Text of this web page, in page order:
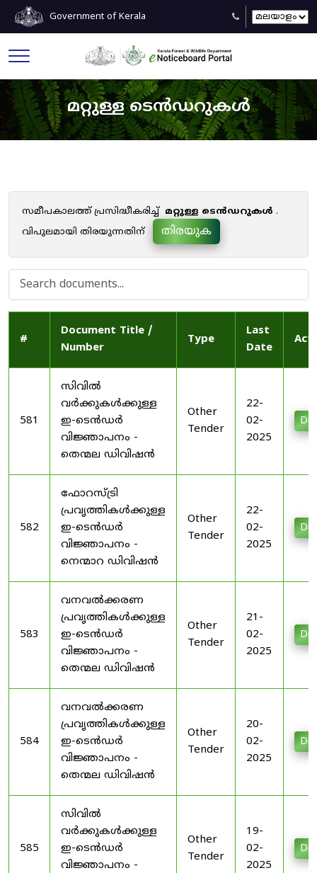
Government of Kerala
മറ്റുള്ള ടെൻഡറുകൾ
സമീപകാലത്ത് പ്രസിദ്ധീകരിച്ച് മറ്റുള്ള ടെൻഡറുകൾ .
വിപുലമായി തിരയുന്നതിന്
തിരയുക
#
Document Title /
Number
Type
Last
Date
581
സിവിൽ
വർക്കുകൾക്കുള്ള
ഇ-ടെൻഡർ
വിജ്ഞാപനം -
തെന്മല ഡിവിഷൻ
Other
Tender
22-
02-
2025
582
ഫോറസ്ട്രി
പ്രവൃത്തികൾക്കുള്ള
ഇ-ടെൻഡർ
വിജ്ഞാപനം -
നെന്മാറ ഡിവിഷൻ
Other
Tender
22-
02-
2025
583
വനവൽക്കരണ
പ്രവൃത്തികൾക്കുള്ള
ഇ-ടെൻഡർ
വിജ്ഞാപനം -
തെന്മല ഡിവിഷൻ
Other
Tender
21-
02-
2025
584
വനവൽക്കരണ
പ്രവൃത്തികൾക്കുള്ള
ഇ-ടെൻഡർ
വിജ്ഞാപനം -
തെന്മല ഡിവിഷൻ
Other
Tender
20-
02-
2025
585
സിവിൽ
വർക്കുകൾക്കുള്ള
ഇ-ടെൻഡർ
വിജ്ഞാപനം -
Other
Tender
19-
02-
2025